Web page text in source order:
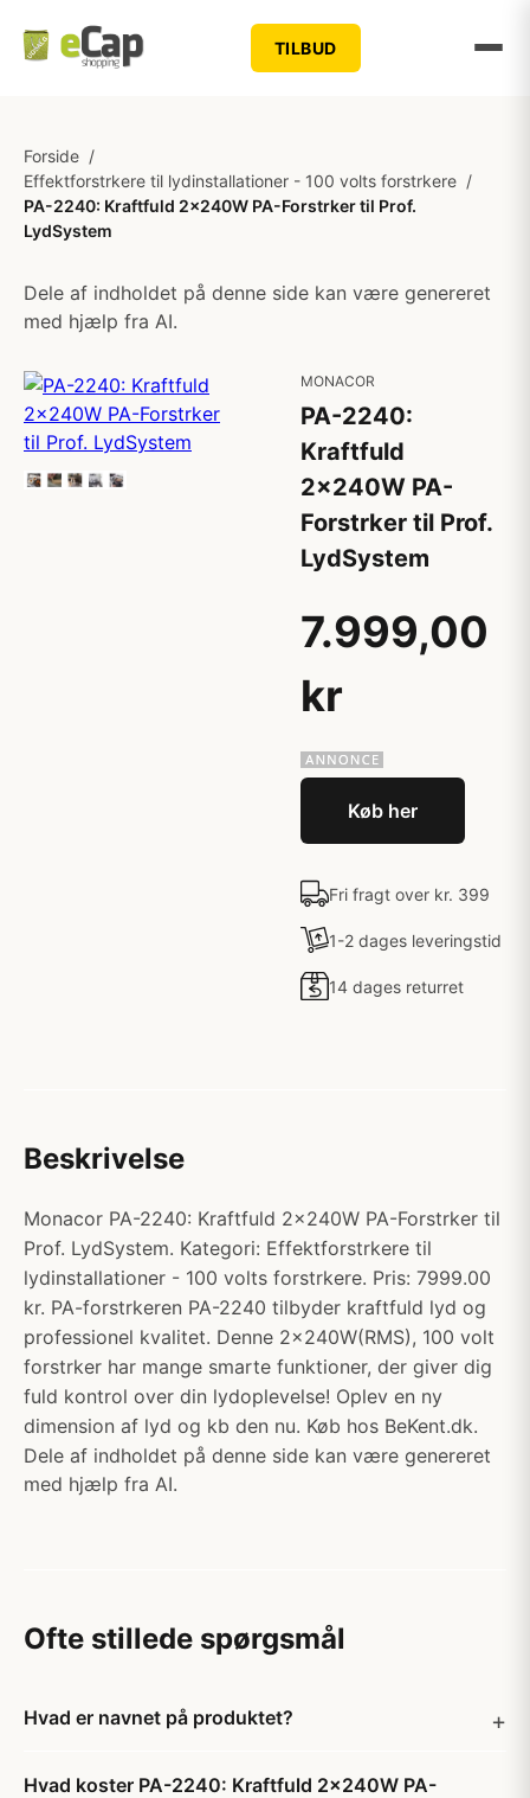
TILBUD
Forside /
Effektforstrkere til lydinstallationer - 100 volts forstrkere /
PA-2240: Kraftfuld 2x240W PA-Forstrker til Prof.
LydSystem
Dele af indholdet på denne side kan være genereret
med hjælp fra AI.
MONACOR
PA-2240:
Kraftfuld
2x240W PA-
Forstrker til Prof.
LydSystem
7.999,00
kr
Køb her
Fri fragt over kr. 399
1-2 dages leveringstid
14 dages returret
Beskrivelse
Monacor PA-2240: Kraftfuld 2x240W PA-Forstrker til
Prof. LydSystem. Kategori: Effektforstrkere til
lydinstallationer - 100 volts forstrkere. Pris: 7999.00
kr. PA-forstrkeren PA-2240 tilbyder kraftfuld lyd og
professionel kvalitet. Denne 2x240W(RMS), 100 volt
forstrker har mange smarte funktioner, der giver dig
fuld kontrol over din lydoplevelse! Oplev en ny
dimension af lyd og kb den nu. Køb hos BeKent.dk.
Dele af indholdet på denne side kan være genereret
med hjælp fra AI.
Ofte stillede spørgsmål
Hvad er navnet på produktet?
Hvad koster PA-2240: Kraftfuld 2x240W PA-